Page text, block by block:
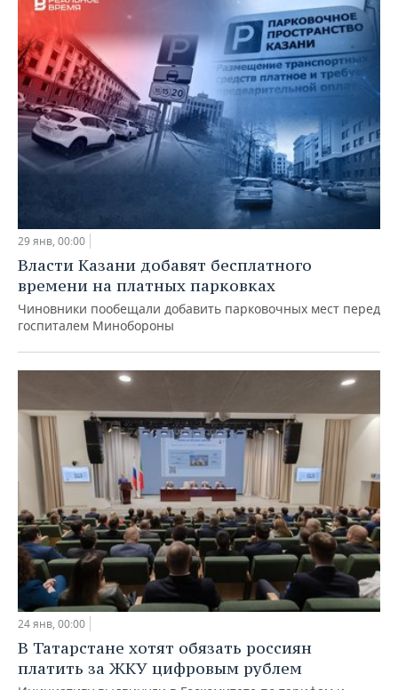
29 янв, 00:00
Власти Казани добавят бесплатного
времени на платных парковках
Чиновники пообещали добавить парковочных мест перед
госпиталем Минобороны
24 янв, 00:00
В Татарстане хотят обязать россиян
платить за ЖКУ цифровым рублем